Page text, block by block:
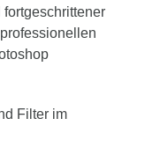
fortgeschrittener
Filter im